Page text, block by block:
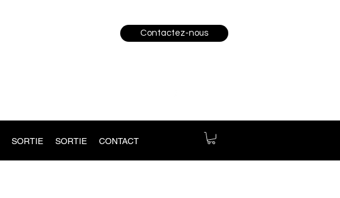
Contactez-nous
SORTIE SORTIE CONTACT